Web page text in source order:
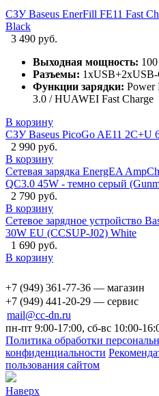
СЗУ Baseus EnerFill FE11 Fast
Black
3 490 руб.
Выходная мощность:
Разъемы: 1xUSB+2xUSB-
Функции зарядки: Power
3.0 / HUAWEI Fast Charge
В корзину
СЗУ Baseus PicoGo AE11 2C+U
2 990 руб.
В корзину
Сетевая зарядка EnergEA
QC3.0 45W - темно серый
2 790 руб.
В корзину
Сетевое зарядное устройство
30W EU (CCSUP-J02) White
1 690 руб.
В корзину
+7 (949) 361-77-36 — магазин
+7 (949) 441-20-29 — сервис
mail@cc-dn.ru
пн-пт 9:00-17:00, сб-вс 10:00-
Политика обработки
конфиденциальности
пользования сайтом
Наверх